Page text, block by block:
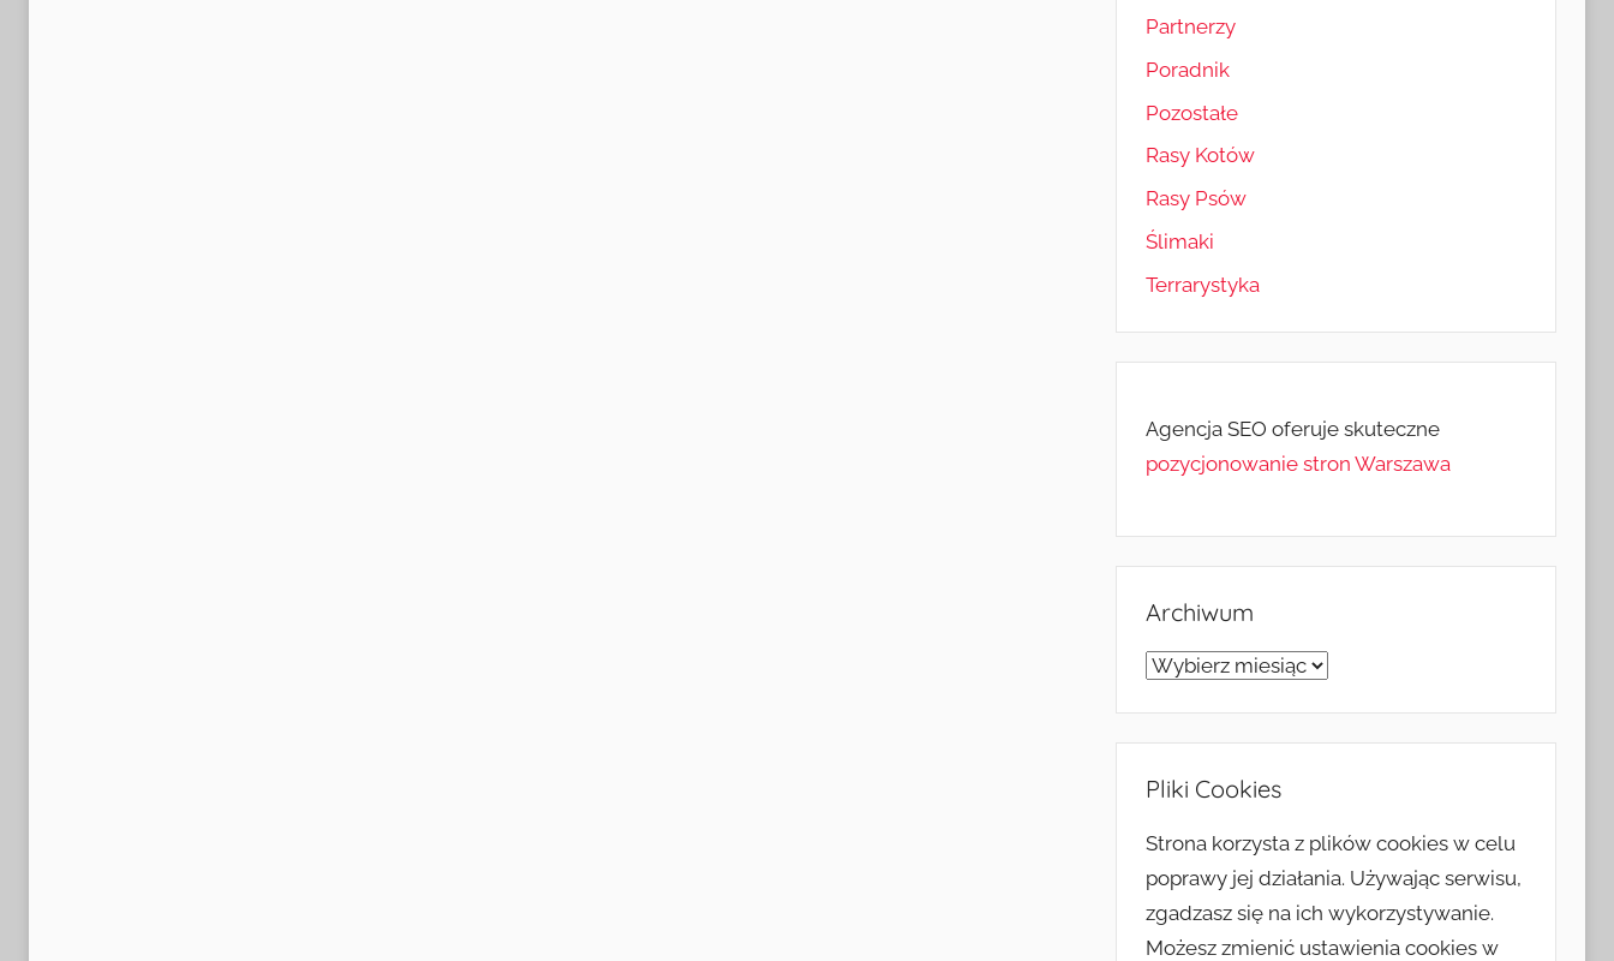
Partnerzy
Poradnik
Pozostałe
Rasy Kotów
Rasy Psów
Ślimaki
Terrarystyka
Agencja SEO oferuje skuteczne
pozycjonowanie stron Warszawa
Archiwum
Archiwum
Pliki Cookies
Strona korzysta z plików cookies w celu
poprawy jej działania. Używając serwisu,
zgadzasz się na ich wykorzystywanie.
Możesz zmienić ustawienia cookies w